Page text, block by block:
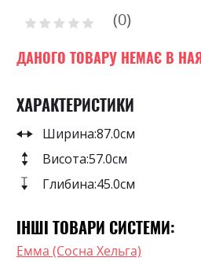
the
gallery
Рейтинг: 0
ДАНОГО ТОВАРУ НЕМАЄ В
ХАРАКТЕРИСТИКИ
Ширина:87.0см
Висота:57.0см
Глибина:45.0см
ІНШІ ТОВАРИ СИСТЕМИ:
Емма (Сосна Хельга)